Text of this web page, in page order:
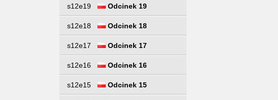
s12e19 Odcinek 19
s12e18 Odcinek 18
s12e17 Odcinek 17
s12e16 Odcinek 16
s12e15 Odcinek 15